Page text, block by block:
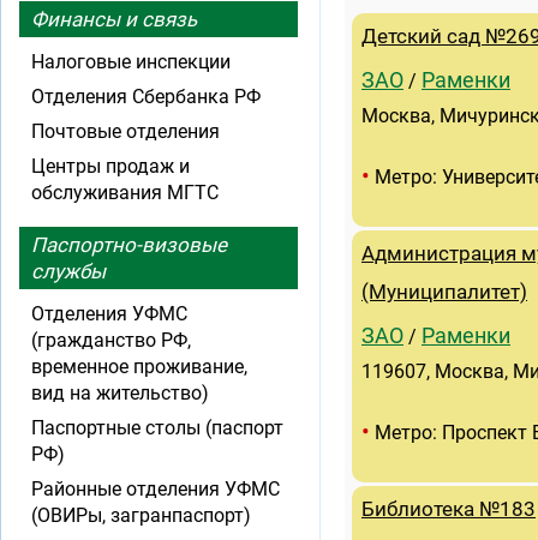
Детский сад
ЗАО / Раменки
Москва,
• Метро:
Администрация
(Муниципалитет)
ЗАО / Раменки
119607, Москва,
• Метро: Проспект
Библиотека №183
Финансы и связь
Налоговые инспекции
Отделения Сбербанка РФ
Почтовые отделения
Центры продаж и
обслуживания МГТС
Паспортно-визовые
службы
Отделения УФМС
(гражданство РФ,
временное проживание,
вид на жительство)
Паспортные столы (паспорт
РФ)
Районные отделения УФМС
(ОВИРы, загранпаспорт)